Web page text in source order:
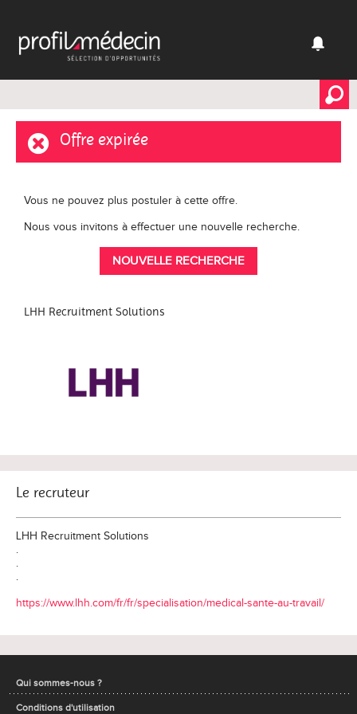
Offre expirée
Vous ne pouvez plus postuler à cette offre.
Nous vous invitons à effectuer une nouvelle recherche.
NOUVELLE RECHERCHE
LHH Recruitment Solutions
Le recruteur
LHH Recruitment Solutions
.
.
.
https://www.lhh.com/fr/fr/specialisation/medical-sante-au-travail/
Qui sommes-nous ?
Conditions d'utilisation